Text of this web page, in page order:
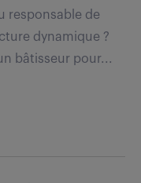
responsable de
dynamique ?
bâtisseur pour...